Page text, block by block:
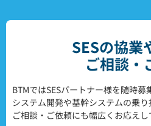
SESの協業
ご相談・
BTMではSESパートナー様を随時募
システム開発や基幹システムの乗
ご相談・ご依頼にも幅広くお応えし